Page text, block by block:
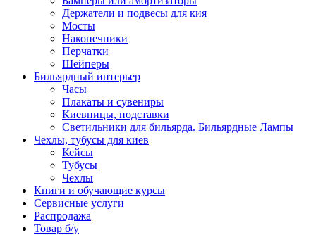
Держатели и подвесы для кия
Мосты
Наконечники
Перчатки
Шейперы
Бильярдный интерьер
Часы
Плакаты и сувениры
Киевницы, подставки
Светильники для бильярда. Бильярдные Лампы
Чехлы, тубусы для киев
Кейсы
Тубусы
Чехлы
Книги и обучающие курсы
Сервисные услуги
Распродажа
Товар б/у